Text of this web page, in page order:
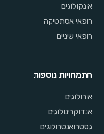
אונקולוגים
רופאי אסתטיקה
רופאי שיניים
התמחויות נוספות
אורולוגים
אנדוקרינולוגים
גסטרואנטרולוגים